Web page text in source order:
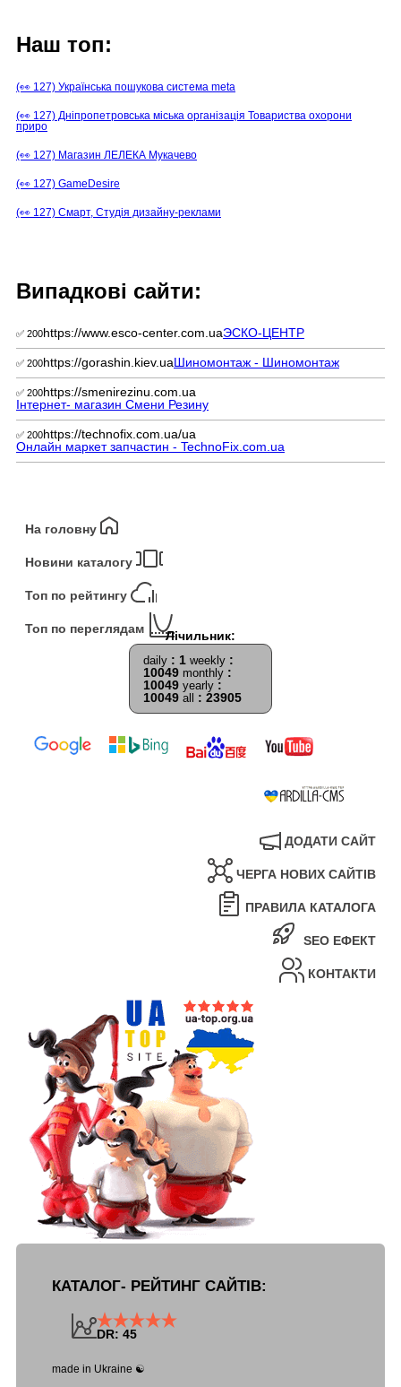
Наш топ:
(👀 127) Українська пошукова система meta
(👀 127) Дніпропетровська міська організація Товариства охорони
приро
(👀 127) Магазин ЛЕЛЕКА Мукачево
(👀 127) GameDesire
(👀 127) Смарт, Студія дизайну-реклами
Випадкові сайти:
✅ 200https://www.esco-center.com.uaЭСКО-ЦЕНТР
✅ 200https://gorashin.kiev.uaШиномонтаж - Шиномонтаж
✅ 200https://smenirezinu.com.ua
Інтернет- магазин Смени Резину
✅ 200https://technofix.com.ua/ua
Онлайн маркет запчастин - TechnoFix.com.ua
На головну
Новини каталогу
Топ по рейтингу
Топ по переглядам
daily : 1 weekly :
10049 monthly :
10049 yearly :
10049 all : 23905
ДОДАТИ САЙТ
ЧЕРГА НОВИХ САЙТІВ
ПРАВИЛА КАТАЛОГА
SEO ЕФЕКТ
КОНТАКТИ
КАТАЛОГ- РЕЙТИНГ САЙТІВ:
DR: 45
made in Ukraine ☯